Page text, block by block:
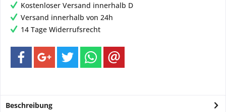
Kostenloser Versand innerhalb D
Versand innerhalb von 24h
14 Tage Widerrufsrecht
Beschreibung